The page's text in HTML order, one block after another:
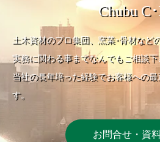
Chubu C
土木資材のプロ集団、窯業･骨材など
実務に関わる事までなんでもご相談下
当社の長年培った経験でお客様への
す。
お問合せ・資